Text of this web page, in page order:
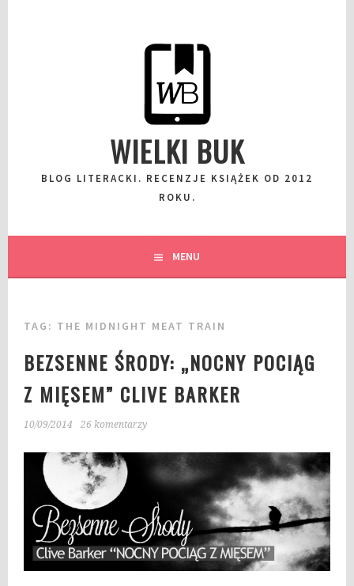
WIELKI BUK
BLOG LITERACKI. RECENZJE KSIĄŻEK OD 2012
ROKU.
MENU
TAG: THE MIDNIGHT MEAT TRAIN
BEZSENNE ŚRODY: „NOCNY POCIĄG
Z MIĘSEM” CLIVE BARKER
10/09/2014 26 komentarzy